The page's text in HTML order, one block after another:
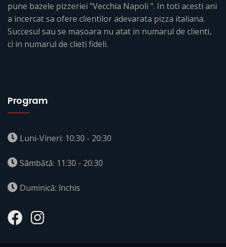
pune bazele pizzeriei "Vecchia Napoli ". In toti acesti ani
a incercat sa ofere clientilor adevarata pizza italiana.
Succesul sau se masoara nu atat in numarul de clienti,
ci in numarul de clieti fideli.
Program
Luni-Vineri: 10:30 - 20:30
Sâmbătă: 11:30 - 20:30
Duminică: închis